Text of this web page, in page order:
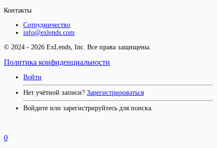
Контакты
Сотрудничество
info@exlends.com
© 2024 - 2026 ExLends, Inc. Все права защищены.
Политика конфиденциальности
Войти
Нет учётной записи? Зарегистрироваться
Войдите или зарегистрируйтесь для поиска.
0